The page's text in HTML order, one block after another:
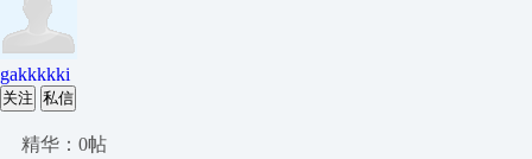
gakkkkki
关注 私信
精华：0帖